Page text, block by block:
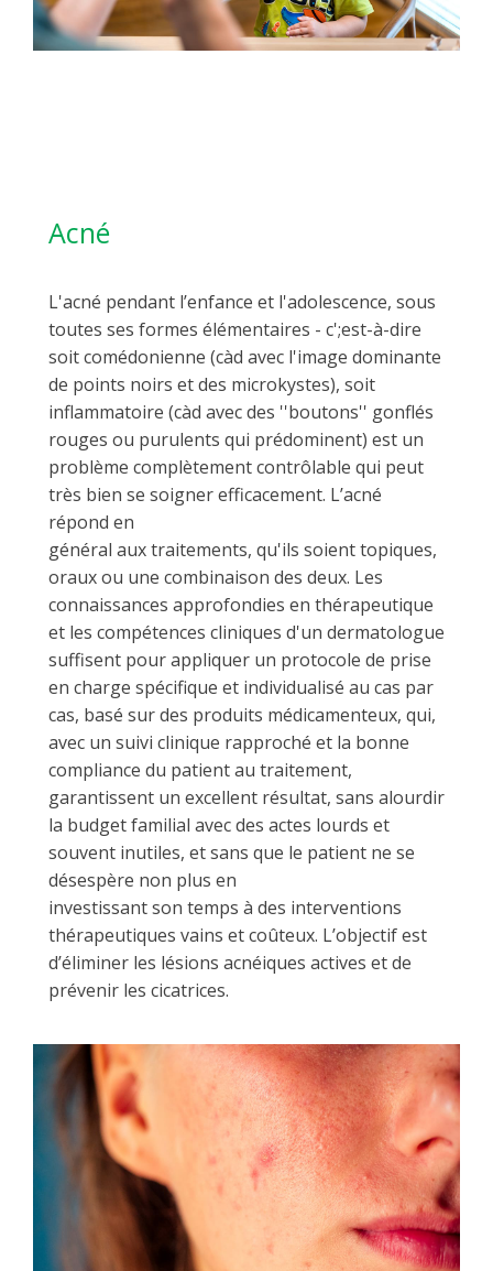
Acné
L'acné pendant l’enfance et l'adolescence, sous
toutes ses formes élémentaires - c';est-à-dire
soit comédonienne (càd avec l'image dominante
de points noirs et des microkystes), soit
inflammatoire (càd avec des ''boutons'' gonflés
rouges ou purulents qui prédominent) est un
problème complètement contrôlable qui peut
très bien se soigner efficacement. L’acné
répond en
général aux traitements, qu'ils soient topiques,
oraux ou une combinaison des deux. Les
connaissances approfondies en thérapeutique
et les compétences cliniques d'un dermatologue
suffisent pour appliquer un protocole de prise
en charge spécifique et individualisé au cas par
cas, basé sur des produits médicamenteux, qui,
avec un suivi clinique rapproché et la bonne
compliance du patient au traitement,
garantissent un excellent résultat, sans alourdir
la budget familial avec des actes lourds et
souvent inutiles, et sans que le patient ne se
désespère non plus en
investissant son temps à des interventions
thérapeutiques vains et coûteux. L’objectif est
d’éliminer les lésions acnéiques actives et de
prévenir les cicatrices.